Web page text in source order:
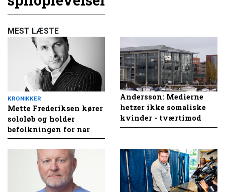
MEST LÆSTE
KRONIKKER
Mette Frederiksen kører
sololøb og holder
befolkningen for nar
Andersson: Medierne
hetzer ikke somaliske
kvinder - tværtimod